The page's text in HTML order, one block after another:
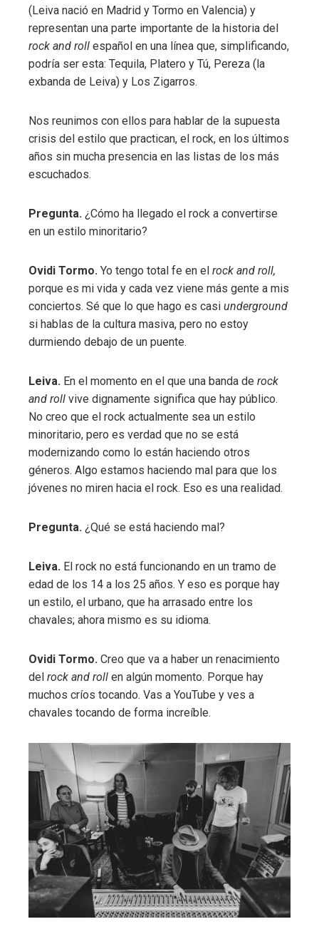
(Leiva nació en Madrid y Tormo en Valencia) y
representan una parte importante de la historia del
rock and roll español en una línea que, simplificando,
podría ser esta: Tequila, Platero y Tú, Pereza (la
exbanda de Leiva) y Los Zigarros.
Nos reunimos con ellos para hablar de la supuesta
crisis del estilo que practican, el rock, en los últimos
años sin mucha presencia en las listas de los más
escuchados.
Pregunta. ¿Cómo ha llegado el rock a convertirse
en un estilo minoritario?
Ovidi Tormo. Yo tengo total fe en el rock and roll,
porque es mi vida y cada vez viene más gente a mis
conciertos. Sé que lo que hago es casi underground
si hablas de la cultura masiva, pero no estoy
durmiendo debajo de un puente.
Leiva. En el momento en el que una banda de rock
and roll vive dignamente significa que hay público.
No creo que el rock actualmente sea un estilo
minoritario, pero es verdad que no se está
modernizando como lo están haciendo otros
géneros. Algo estamos haciendo mal para que los
jóvenes no miren hacia el rock. Eso es una realidad.
Pregunta. ¿Qué se está haciendo mal?
Leiva. El rock no está funcionando en un tramo de
edad de los 14 a los 25 años. Y eso es porque hay
un estilo, el urbano, que ha arrasado entre los
chavales; ahora mismo es su idioma.
Ovidi Tormo. Creo que va a haber un renacimiento
del rock and roll en algún momento. Porque hay
muchos críos tocando. Vas a YouTube y ves a
chavales tocando de forma increíble.